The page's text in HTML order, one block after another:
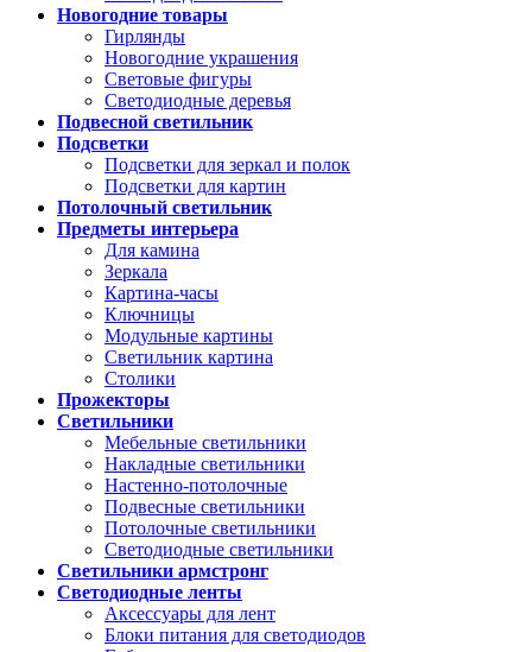
Новогодние товары
Гирлянды
Новогодние украшения
Световые фигуры
Светодиодные деревья
Подвесной светильник
Подсветки
Подсветки для зеркал и полок
Подсветки для картин
Потолочный светильник
Предметы интерьера
Для камина
Зеркала
Картина-часы
Ключницы
Модульные картины
Светильник картина
Столики
Прожекторы
Светильники
Мебельные светильники
Накладные светильники
Настенно-потолочные
Подвесные светильники
Потолочные светильники
Светодиодные светильники
Светильники армстронг
Светодиодные ленты
Аксессуары для лент
Блоки питания для светодиодов